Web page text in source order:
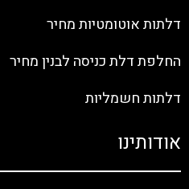
דלתות אוטומטיות מחיר
החלפת דלת כניסה לבנין מחיר
דלתות חשמליות
אודותינו